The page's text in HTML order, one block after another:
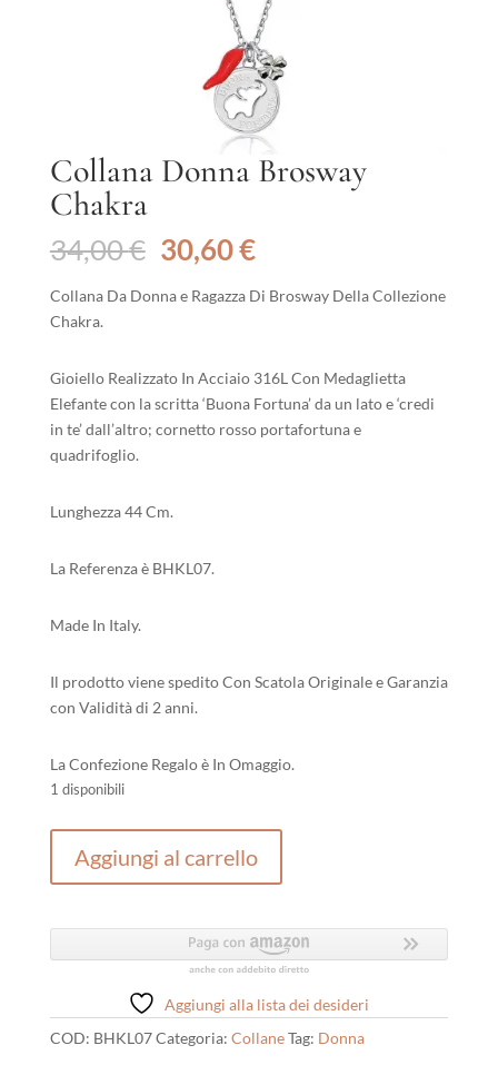
Collana Donna Brosway
Chakra
34,00€ Il
prezzo
originale
30,60€Il
attuale
Collana Da Donna e Ragazza Di Brosway Della Collezione
Chakra.
Gioiello Realizzato In Acciaio 316L Con Medaglietta
Elefante con la scritta ‘Buona Fortuna’ da un lato e ‘credi
in te’ dall’altro; cornetto rosso portafortuna e
quadrifoglio.
Lunghezza 44 Cm.
La Referenza è BHKL07.
Made In Italy.
Il prodotto viene spedito Con Scatola Originale e Garanzia
con Validità di 2 anni.
La Confezione Regalo è In Omaggio.
1 disponibili
Donna
Aggiungi al carrello
Aggiungi alla lista dei desideri
COD: BHKL07Categoria: CollaneTag: Donna